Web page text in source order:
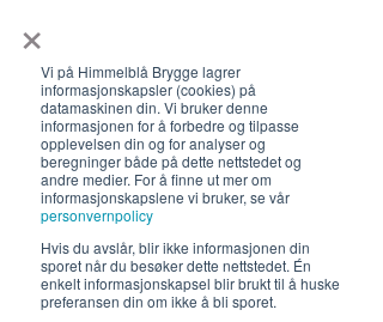
×
Vi på Himmelblå Brygge lagrer
informasjonskapsler (cookies) på
datamaskinen din. Vi bruker denne
informasjonen for å forbedre og tilpasse
opplevelsen din og for analyser og
beregninger både på dette nettstedet og
andre medier. For å finne ut mer om
informasjonskapslene vi bruker, se vår
personvernpolicy
Hvis du avslår, blir ikke informasjonen din
sporet når du besøker dette nettstedet. Én
enkelt informasjonskapsel blir brukt til å huske
preferansen din om ikke å bli sporet.
Åpningstider 2026
19. juni - 5. august 12-23 (02)
Lunsj 12-16:30 | Middag 18:30
Fra 30.7 begrenset servering
12-17, middag 18.30